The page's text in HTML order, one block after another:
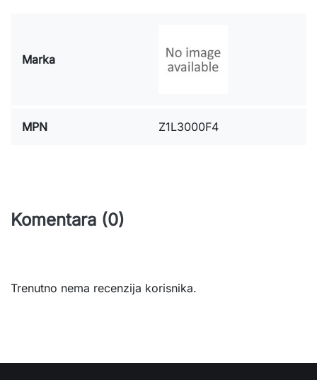
Marka
MPN Z1L3000F4
Komentara (0)
Trenutno nema recenzija korisnika.